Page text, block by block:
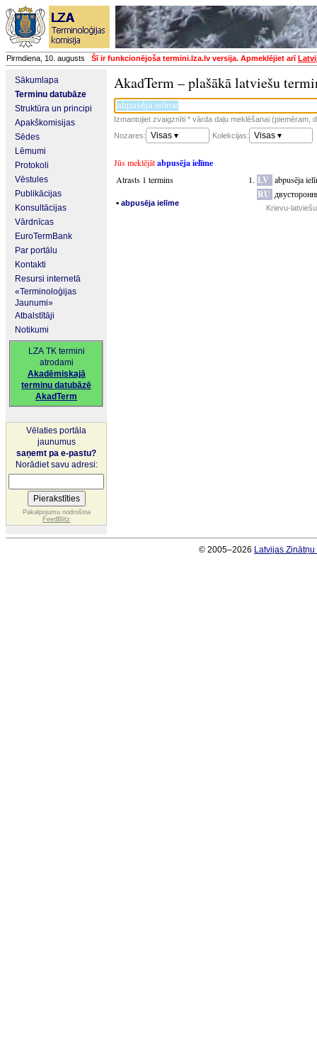
Pirmdiena, 10. augusts Šī ir funkcionējoša termini.lza.lv versija. Apmeklējiet arī
Sākumlapa
Terminu datubāze
Struktūra un principi
Apakškomisijas
Sēdes
Lēmumi
Protokoli
Vēstules
Publikācijas
Konsultācijas
Vārdnīcas
EuroTermBank
Par portālu
Kontakti
Resursi internetā
«Terminoloģijas
Jaunumi»
Atbalstītāji
Notikumi
LZA TK termini
atrodami
Akadēmiskajā
terminu datubāzē
AkadTerm
Vēlaties portāla
jaunumus
saņemt pa e-pastu?
Norādiet savu adresi:
Pakalpojumu nodrošina
FeedBlitz
AkadTerm – plašākā latviešu
Izmantojiet zvaigznīti * vārda daļu meklēšanai (piemēram,
Nozares:
Visas ▾ Kolekcijas: Visas ▾
Jūs meklējātabpusēja ielīme
Atrasts 1 termins
▪ abpusēja ielīme
LV abpusēja
RU
Krievu-
© 2005–2026 Latvijas